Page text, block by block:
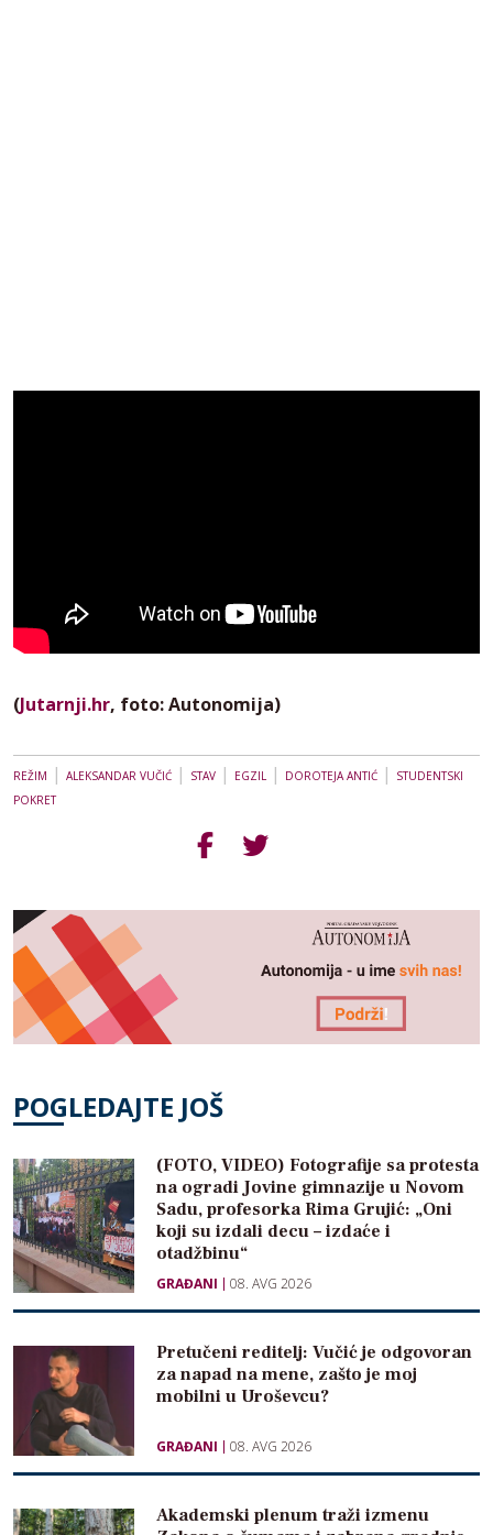
(Jutarnji.hr, foto: Autonomija)
REŽIM | ALEKSANDAR VUČIĆ | STAV | EGZIL | DOROTEJA ANTIĆ |
STUDENTSKI
POKRET
POGLEDAJTE JOŠ
(FOTO, VIDEO) Fotografije sa protesta
na ogradi Jovine gimnazije u Novom
Sadu, profesorka Rima Grujić: „Oni
koji su izdali decu – izdaće i
otadžbinu“
GRAĐANI 08. AVG 2026
Pretučeni reditelj: Vučić je odgovoran
za napad na mene, zašto je moj
mobilni u Uroševcu?
GRAĐANI 08. AVG 2026
Akademski plenum traži izmenu